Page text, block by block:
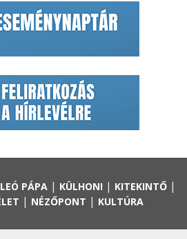
PÁPA| KÜLHONI | KITEKINTŐ|
| NÉZŐPONT | KULTÚRA